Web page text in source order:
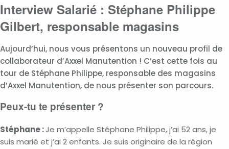
Interview Salarié : Stéphane Philippe
Gilbert, responsable magasins
Aujourd’hui, nous vous présentons un nouveau profil de
collaborateur d’Axxel Manutention ! C’est cette fois au
tour de Stéphane Philippe, responsable des magasins
d’Axxel Manutention, de nous présenter son parcours.
Peux-tu te présenter ?
Stéphane :Je m’appelle Stéphane Philippe, j’ai 52 ans, je
suis marié et j’ai 2 enfants. Je suis originaire de la région